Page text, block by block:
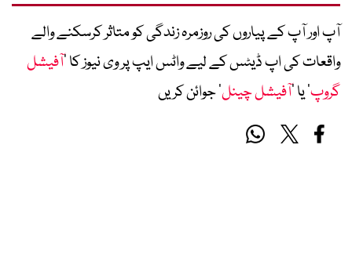
آپ اور آپ کے پیاروں کی روزمرہ زندگی کو متاثر کرسکنے والے
واقعات کی اپ ڈیٹس کے لیے واٹس ایپ پر وی نیوز کا ’آفیشل
گروپ‘ یا ’آفیشل چینل‘ جوائن کریں